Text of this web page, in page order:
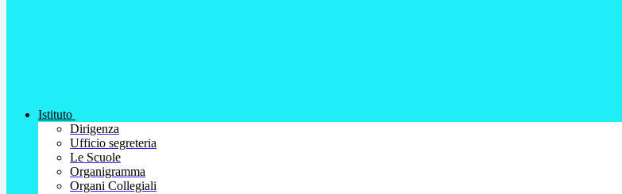
Istituto
Dirigenza
Ufficio segreteria
Le Scuole
Organigramma
Organi Collegiali